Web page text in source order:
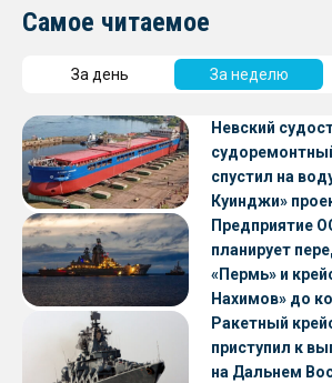
Самое читаемое
За день За неделю
Невский
спустил на
Куинджи»
Предприятие
планирует
«Пермь» и
Нахимов» до
Ракетный
приступил к
на Дальнем